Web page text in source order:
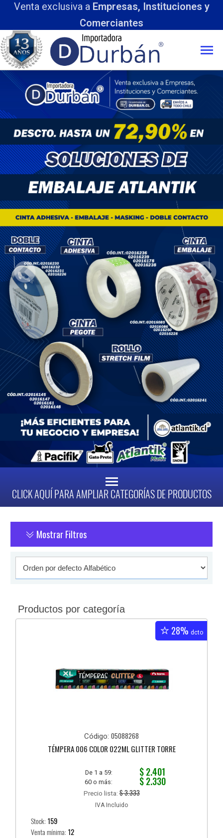
Venta exclusiva a Empresas, Instituciones y
Comerciantes
CLICK AQUÍ PARA AMPLIAR CATEGORÍAS DE PRODUCTOS
Mostrar Filtros
Productos por categoría
28% dcto
Código: 05088268
TÉMPERA 006 COLOR 022ML GLITTER TORRE
De 1 a 59: $ 2.401
60 o más: $ 2.330
Precio lista:$ 3.333
IVA Incluido
Stock: 159
Venta mínima: 12